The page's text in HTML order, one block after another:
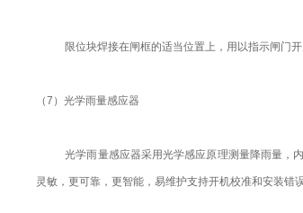
限位块焊接在闸框的适当位置上，用以指示闸门
（7）光学雨量感应器
光学雨量感应器采用光学感应原理测量降雨量，
灵敏，更可靠，更智能，易维护支持开机校准和安装错